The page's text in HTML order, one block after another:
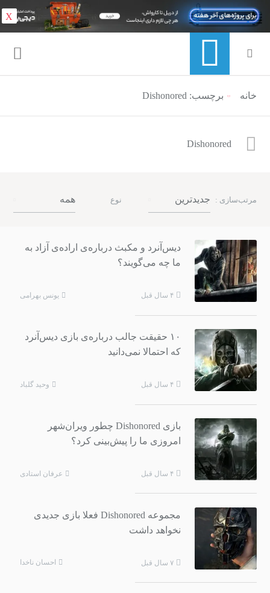
منوی ناوبری خرده نان
خانه برچسب: Dishonored
Dishonored
مرتب‌سازی : جدیدترین نوع همه
دیس‌آنرد و مکبث درباره‌ی اراده‌ی آزاد به
ما چه می‌گویند؟
۴ سال قبل یونس بهرامی
۱۰ حقیقت جالب درباره‌ی بازی دیس‌آنرد
که احتمالا نمی‌دانید
۴ سال قبل وحید گلباد
بازی Dishonored چطور ویران‌شهر
امروزی ما را پیش‌بینی کرد؟
۴ سال قبل عرفان استادی
مجموعه Dishonored فعلا بازی جدیدی
نخواهد داشت
۷ سال قبل احسان ناخدا
X